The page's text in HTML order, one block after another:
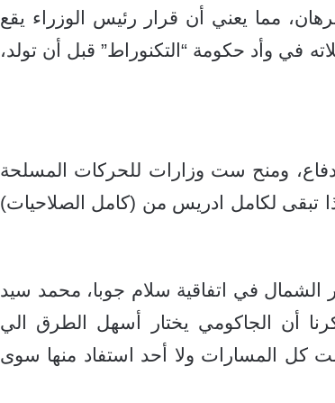
مما يعني أن قرار رئيس الوزراء يقع
في وأد حكومة “التكنوراط” قبل أن تولد،
ومنح ست وزارات للحركات المسلحة
تبقى لكامل ادريس من (كامل الصلاحيات)
الشمال في اتفاقية سلام جوبا، محمد سيد
50 ألف مقاتل، ذكرنا أن الجاكومي يختار أسهل الطرق الي
كل المسارات ولا أحد استفاد منها سوى